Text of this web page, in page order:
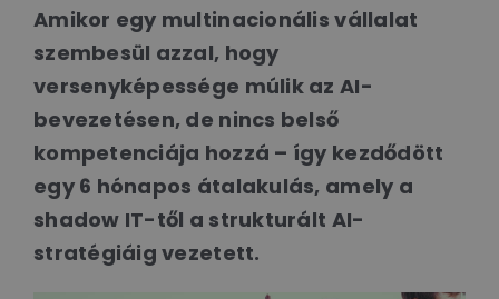
Amikor egy multinacionális vállalat
szembesül azzal, hogy
versenyképessége múlik az AI-
bevezetésen, de nincs belső
kompetenciája hozzá – így kezdődött
egy 6 hónapos átalakulás, amely a
shadow IT-től a strukturált AI-
stratégiáig vezetett.